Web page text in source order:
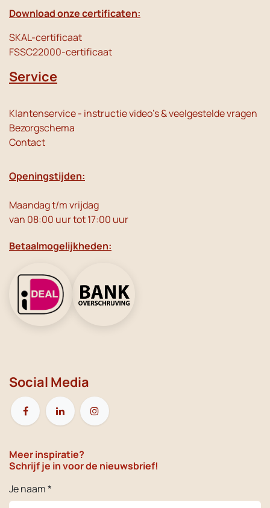
Download onze certificaten:
SKAL-certificaat
FSSC22000-certificaat
Service
Klantenservice - instructie video's & veelgestelde vragen
Bezorgschema
Contact
Openingstijden:
Maandag t/m vrijdag
van 08:00 uur tot 17:00 uur
Betaalmogelijkheden:
Social Media
Meer inspiratie?
Schrijf je in voor de nieuwsbrief!
Je naam *